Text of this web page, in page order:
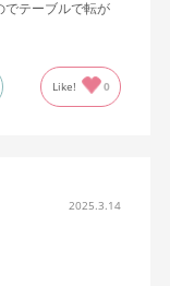
でテーブルで転が
Like! 0
2025.3.14